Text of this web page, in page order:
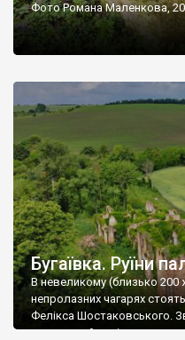
Фото Романа Маленкова,
Бугаївка. Руїни
В невеликому (близько 200
непролазних чагарях
Фелікса Шостаковського.
радянський період у ньому